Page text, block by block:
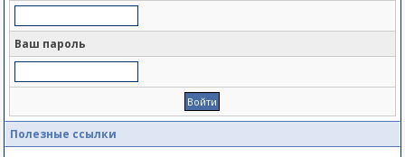
Ваш пароль
Полезные ссылки